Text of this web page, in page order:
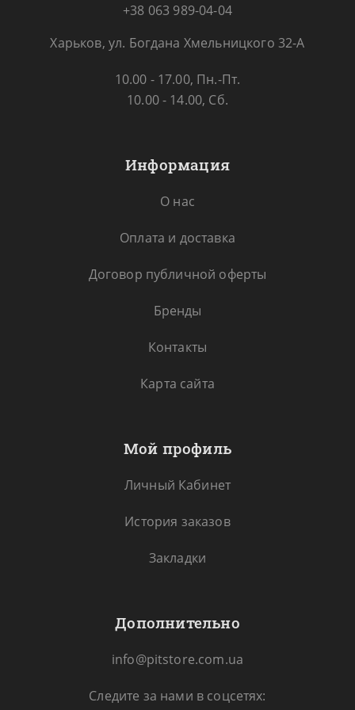
+38 063 989-04-04
Харьков, ул. Богдана Хмельницкого 32-А
10.00 - 17.00, Пн.-Пт.
10.00 - 14.00, Сб.
Информация
О нас
Оплата и доставка
Договор публичной оферты
Бренды
Контакты
Карта сайта
Мой профиль
Личный Кабинет
История заказов
Закладки
Дополнительно
info@pitstore.com.ua
Следите за нами в соцсетях: